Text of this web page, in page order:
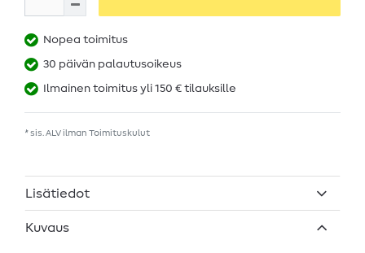
Nopea toimitus
30 päivän palautusoikeus
Ilmainen toimitus yli 150 € tilauksille
* sis. ALV ilman Toimituskulut
Lisätiedot
Kuvaus